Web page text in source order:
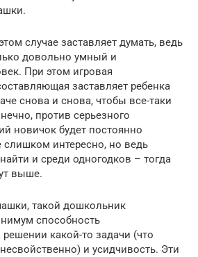
случае заставляет думать, ведь
довольно умный и
При этом игровая
заставляет ребенка
снова и снова, чтобы все-таки
против серьезного
новичок будет постоянно
слишком интересно, но ведь
и среди одногодков – тогда
выше.
такой дошкольник
способность
решении какой-то задачи (что
и усидчивость. Эти